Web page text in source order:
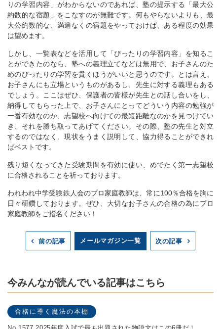
りの学習内容」がわからないのであれば、塾の提示する「最大公
約数的な宿題」をこなすのが無難です。何もやらないよりも、最
大公約数的な、満遍なくの宿題をやっておけば、ある程度の効果
は望めます。
しかし、一覧表などを活用して「ぴったりの学習内容」を知るこ
とができたのなら、塾への義理立てなどは無用で、お子さんのた
めのぴったりの学習を貫くほうがいいと思うのです。とは言え、
お子さんにも立場というものがあるし、先生に対する義理もある
でしょう。ここはぜひ、保護者の皆様が先生との話し合いをし、
納得してもらった上で、お子さんにとってどういう内容の勉強が
一番有効なのか、志望校へ向けての最短距離なのかを見つけてい
き、それを勝ち取ってあげてください。その際、塾の先生と対立
するのではなく、現状をうまく説明して、協力得ることができれ
ばベストです。
残り短くなってきた受験期間を有効に使い、めでたく第一志望校
に合格されることを祈っております。
われわれ中学受験鉄人会のプロ家庭教師は、常に100％合格を胸に
日々研鑽しております。ぜひ、大切なお子さんの合格の為にプロ
家庭教師をご指名ください！
前の記事 メールマガジン一覧 次の記事
今みんなが読んでいる記事はこちら
合格に導く魔法の本棚